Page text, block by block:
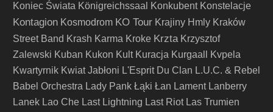
Koniec Świata Königreichssaal Konkubent Konstelacje
Kontagion Kosmodrom KO Tour Krajiny Hmly Kraków
Street Band Krash Karma Kroke Krzta Krzysztof
Zalewski Kuban Kukon Kult Kuracja Kurgaall
Kvpela
Kwartyrnik Kwiat Jabłoni L'Esprit Du Clan L.U.C. & Rebel
Babel Orchestra Lady Pank Łąki Łan Lament Lanberry
Lanek Lao Che Last Lightning Last Riot Las Trumien